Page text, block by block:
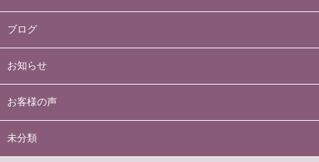
ブログ
お知らせ
お客様の声
未分類